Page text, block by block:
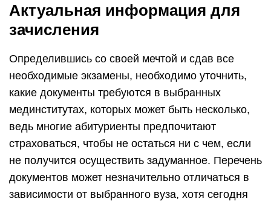
Актуальная информация для
зачисления
Определившись со своей мечтой и сдав все
необходимые экзамены, необходимо уточнить,
какие документы требуются в выбранных
мединститутах, которых может быть несколько,
ведь многие абитуриенты предпочитают
страховаться, чтобы не остаться ни с чем, если
не получится осуществить задуманное. Перечень
документов может незначительно отличаться в
зависимости от выбранного вуза, хотя сегодня